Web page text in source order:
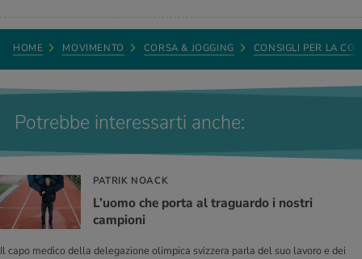
HOME MOVIMENTO CORSA & JOGGING CONSIGLI PER LA
Potrebbe interessarti anche:
PATRIK NOACK
L’uomo che porta al traguardo i nostri
campioni
Il capo medico della delegazione olimpica svizzera parla del suo lavoro e dei